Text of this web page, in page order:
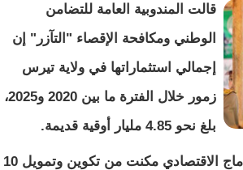
قالت المندوبية العامة للتضامن
الوطني ومكافحة الإقصاء "التآزر" إن
إجمالي استثماراتها في ولاية تيرس
زمور خلال الفترة ما بين 2020 و2025،
بلغ نحو 4.85 مليار أوقية قديمة.
وأوضحت المعطيات أن برامج الإدماج الاقتصادي مكنت من تكوين وتمويل 10